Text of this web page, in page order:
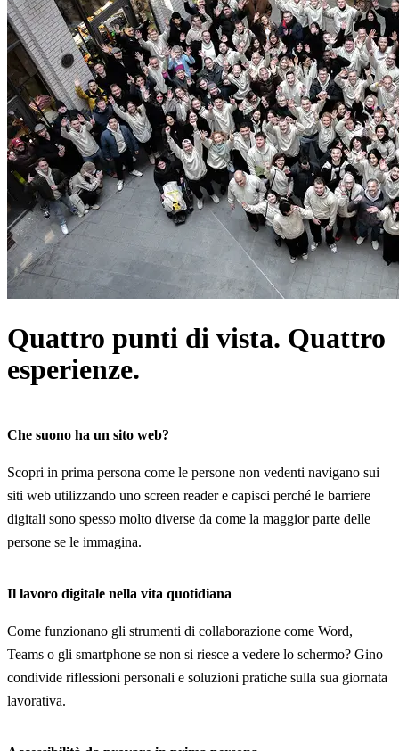
Quattro punti di vista. Quattro
esperienze.
Che suono ha un sito web?
Scopri in prima persona come le persone non vedenti navigano sui
siti web utilizzando uno screen reader e capisci perché le barriere
digitali sono spesso molto diverse da come la maggior parte delle
persone se le immagina.
Il lavoro digitale nella vita quotidiana
Come funzionano gli strumenti di collaborazione come Word,
Teams o gli smartphone se non si riesce a vedere lo schermo? Gino
condivide riflessioni personali e soluzioni pratiche sulla sua giornata
lavorativa.